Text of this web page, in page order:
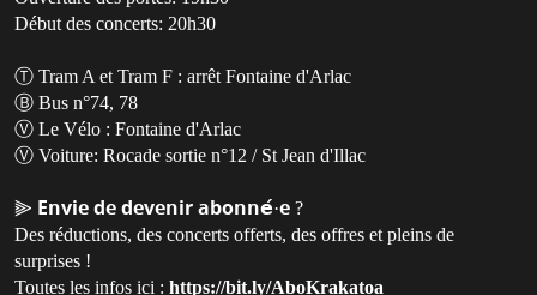
Début des concerts: 20h30
Ⓣ Tram A et Tram F : arrêt Fontaine d'Arlac
Ⓑ Bus n°74, 78
Ⓥ Le Vélo : Fontaine d'Arlac
Ⓥ Voiture: Rocade sortie n°12 / St Jean d'Illac
⫸ 𝗘𝗻𝘃𝗶𝗲 𝗱𝗲 𝗱𝗲𝘃𝗲𝗻𝗶𝗿 𝗮𝗯𝗼𝗻𝗻𝗲́·𝗲 ?
Des réductions, des concerts offerts, des offres et pleins de
surprises !
Toutes les infos ici : https://bit.ly/AboKrakatoa